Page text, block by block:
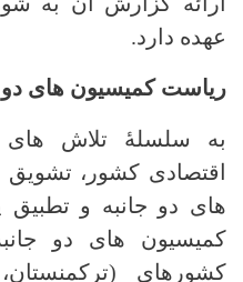
عهده دارد.
ریاست کمیسیون های دو
به سلسلۀ تلاش
اقتصادی کشور،
های دو جانبه و تطبیق
کمیسیون های دو
کشورهای